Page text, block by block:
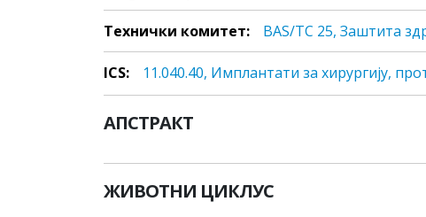
Технички комитет: BAS/TC 25, Заштита
ICS: 11.040.40, Имплaнтaти зa хирургиjу,
АПСТРАКТ
ЖИВОТНИ ЦИКЛУС